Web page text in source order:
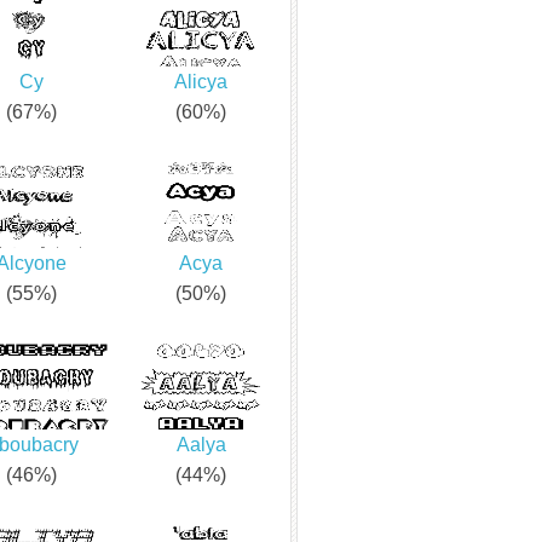
Cy
(67%)
Alicya
(60%)
(55%)
Acya
(50%)
(46%)
Aalya
(44%)